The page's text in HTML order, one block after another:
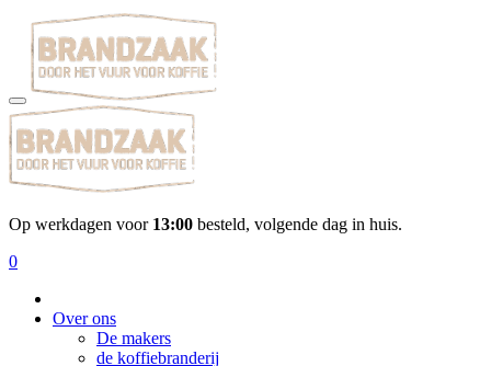
Op werkdagen voor 13:00 besteld, volgende dag in huis.
0
Over ons
De makers
de koffiebranderij